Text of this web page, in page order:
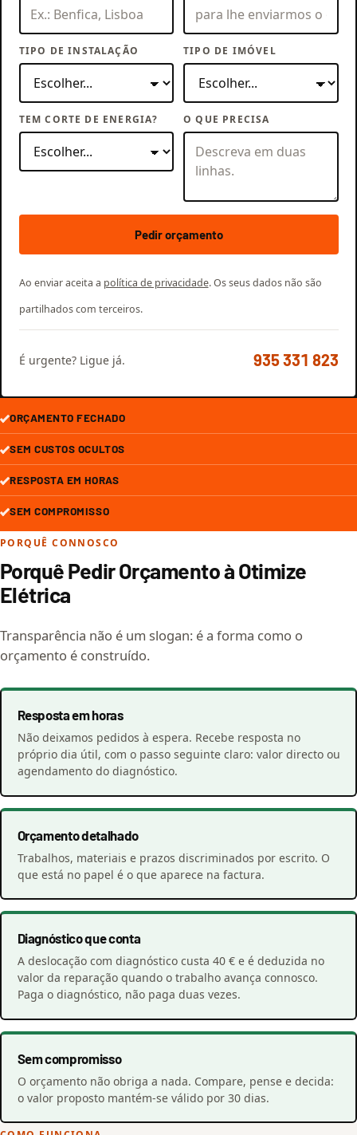
TIPO DE INSTALAÇÃO TIPO DE IMÓVEL
TEM CORTE DE ENERGIA? O QUE PRECISA
Pedir orçamento
Ao enviar aceita a política de privacidade. Os seus dados não são
partilhados com terceiros.
É urgente? Ligue já. 935 331 823
ORÇAMENTO FECHADO
SEM CUSTOS OCULTOS
RESPOSTA EM HORAS
SEM COMPROMISSO
PORQUÊ CONNOSCO
Porquê Pedir Orçamento à Otimize
Elétrica
Transparência não é um slogan: é a forma como o
orçamento é construído.
Resposta em horas
Não deixamos pedidos à espera. Recebe resposta no
próprio dia útil, com o passo seguinte claro: valor directo ou
agendamento do diagnóstico.
Orçamento detalhado
Trabalhos, materiais e prazos discriminados por escrito. O
que está no papel é o que aparece na factura.
Diagnóstico que conta
A deslocação com diagnóstico custa 40 € e é deduzida no
valor da reparação quando o trabalho avança connosco.
Paga o diagnóstico, não paga duas vezes.
Sem compromisso
O orçamento não obriga a nada. Compare, pense e decida:
o valor proposto mantém-se válido por 30 dias.